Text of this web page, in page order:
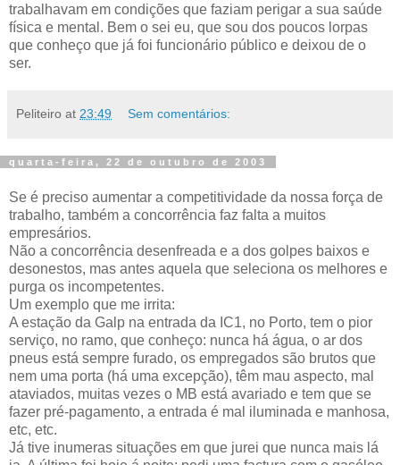
trabalhavam em condições que faziam perigar a sua saúde
física e mental. Bem o sei eu, que sou dos poucos lorpas
que conheço que já foi funcionário público e deixou de o
ser.
Peliteiro at 23:49 Sem comentários:
quarta-feira, 22 de outubro de 2003
Se é preciso aumentar a competitividade da nossa força de
trabalho, também a concorrência faz falta a muitos
empresários.
Não a concorrência desenfreada e a dos golpes baixos e
desonestos, mas antes aquela que seleciona os melhores e
purga os incompetentes.
Um exemplo que me irrita:
A estação da Galp na entrada da IC1, no Porto, tem o pior
serviço, no ramo, que conheço: nunca há água, o ar dos
pneus está sempre furado, os empregados são brutos que
nem uma porta (há uma excepção), têm mau aspecto, mal
ataviados, muitas vezes o MB está avariado e tem que se
fazer pré-pagamento, a entrada é mal iluminada e manhosa,
etc, etc.
Já tive inumeras situações em que jurei que nunca mais lá